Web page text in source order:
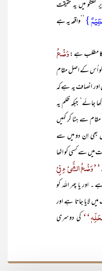
گفتگو میں یہ حقیقت
} ’’واقعہ یہ ہے
مطلب ہے :وَضْعُ
کو اُس کے اصل مقام
اور انصاف یہ ہے کہ
جائے‘ جبکہ ظلم یہ
سے ہٹا کر کہیں
بھی اِن دو میں سے
میں سے کسی کو اٹھا
’’وَضْعُ الشَّیْ ءِ فِیْ
یا پھر اللہ کو
لایا جاتا ہے اور
کی دوسری